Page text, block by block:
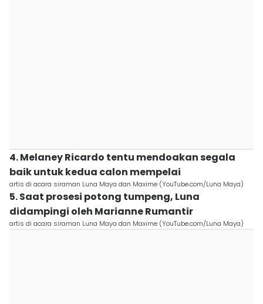
4. Melaney Ricardo tentu mendoakan segala
baik untuk kedua calon mempelai
artis di acara siraman Luna Maya dan Maxime (YouTube.com/Luna Maya)
5. Saat prosesi potong tumpeng, Luna
didampingi oleh Marianne Rumantir
artis di acara siraman Luna Maya dan Maxime (YouTube.com/Luna Maya)